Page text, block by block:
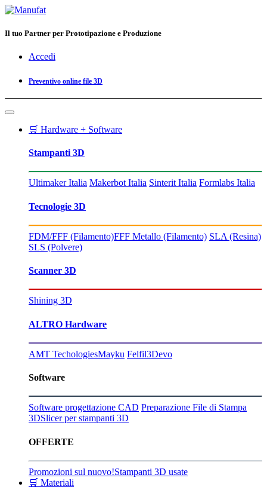
Il tuo Partner per Prototipazione e Produzione
Accedi
Preventivo online file 3D
🛒 Hardware + Software
Stampanti 3D
Ultimaker Italia Makerbot Italia Sinterit Italia Formlabs Italia
Tecnologie 3D
FDM/FFF (Filamento)FFF Metallo (Filamento) SLA (Resina)
SLS (Polvere)
Scanner 3D
Shining 3D
ALTRO Hardware
AMT TechologiesMayku Felfil3Devo
Software
Software progettazione CAD Preparazione File di Stampa
3DSlicer per stampanti 3D
OFFERTE
Promozioni sul nuovo!Stampanti 3D usate
🛒 Materiali